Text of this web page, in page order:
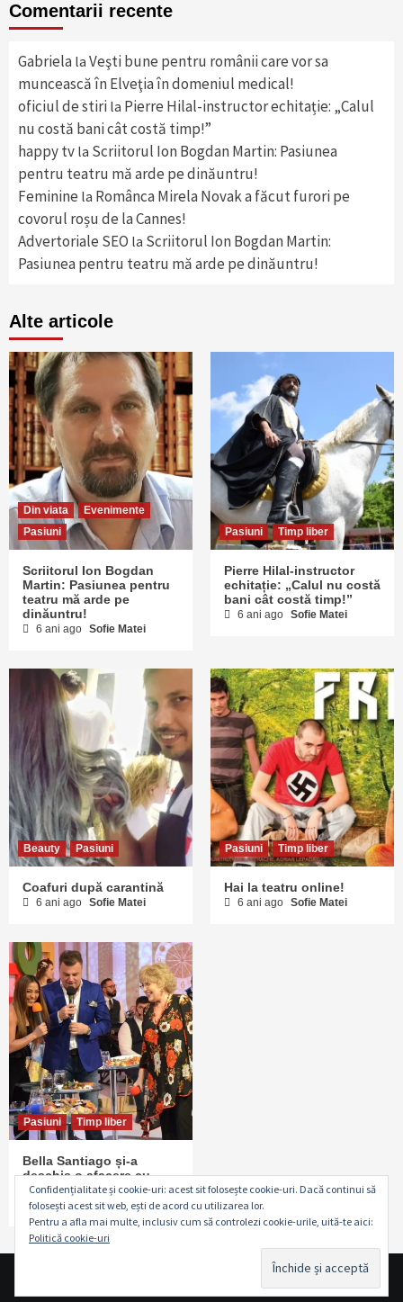
Comentarii recente
Gabriela la Veşti bune pentru românii care vor sa
muncească în Elveţia în domeniul medical!
oficiul de stiri la Pierre Hilal-instructor echitație: „Calul
nu costă bani cât costă timp!”
happy tv la Scriitorul Ion Bogdan Martin: Pasiunea
pentru teatru mă arde pe dinăuntru!
Feminine la Românca Mirela Novak a făcut furori pe
covorul roșu de la Cannes!
Advertoriale SEO la Scriitorul Ion Bogdan Martin:
Pasiunea pentru teatru mă arde pe dinăuntru!
Alte articole
Din viata
Evenimente
Pasiuni
Scriitorul Ion Bogdan
Martin: Pasiunea pentru
teatru mă arde pe
dinăuntru!
6 ani ago Sofie Matei
Pasiuni Timp liber
Pierre Hilal-instructor
echitație: „Calul nu costă
bani cât costă timp!”
6 ani ago Sofie Matei
Beauty Pasiuni
Coafuri după carantină
6 ani ago Sofie Matei
Pasiuni Timp liber
Hai la teatru online!
6 ani ago Sofie Matei
Pasiuni Timp liber
Bella Santiago și-a
deschis o afacere cu
banii câştigaţi la X Factor
6 ani ago Sofie Matei
Confidențialitate și cookie-uri: acest sit folosește cookie-uri. Dacă continui să
folosești acest sit web, ești de acord cu utilizarea lor.
Pentru a afla mai multe, inclusiv cum să controlezi cookie-urile, uită-te aici:
Politică cookie-uri